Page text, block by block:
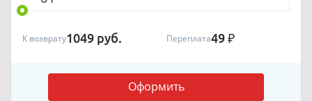
Оформить
К возврату1049 руб. Переплата49 ₽